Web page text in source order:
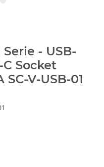
- USB-
Socket
V-USB-01